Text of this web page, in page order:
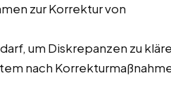
zur Korrektur von
um Diskrepanzen zu
nach